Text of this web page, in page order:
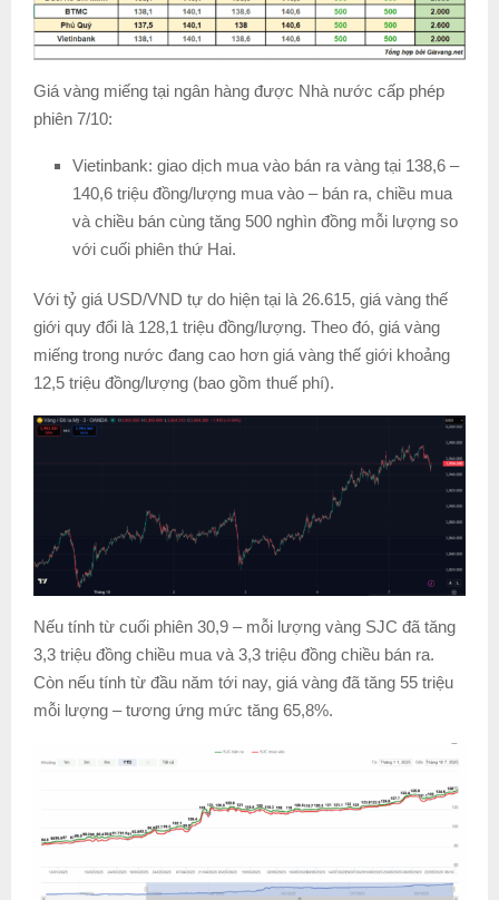
Giá vàng miếng tại ngân hàng được Nhà nước cấp phép
phiên 7/10:
Vietinbank: giao dịch mua vào bán ra vàng tại 138,6 –
140,6 triệu đồng/lượng mua vào – bán ra, chiều mua
và chiều bán cùng tăng 500 nghìn đồng mỗi lượng so
với cuối phiên thứ Hai.
Với tỷ giá USD/VND tự do hiện tại là 26.615, giá vàng thế
giới quy đổi là 128,1 triệu đồng/lượng. Theo đó, giá vàng
miếng trong nước đang cao hơn giá vàng thế giới khoảng
12,5 triệu đồng/lượng (bao gồm thuế phí).
Nếu tính từ cuối phiên 30,9 – mỗi lượng vàng SJC đã tăng
3,3 triệu đồng chiều mua và 3,3 triệu đồng chiều bán ra.
Còn nếu tính từ đầu năm tới nay, giá vàng đã tăng 55 triệu
mỗi lượng – tương ứng mức tăng 65,8%.